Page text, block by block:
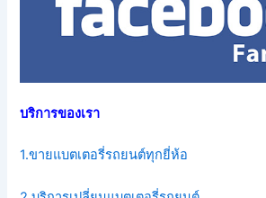
บริการของเรา
1.ขายแบตเตอรี่รถยนต์ทุกยี่ห้อ